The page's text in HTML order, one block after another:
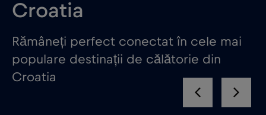
Croatia
Rămâneți perfect conectat în cele mai
populare destinații de călătorie din
Croatia